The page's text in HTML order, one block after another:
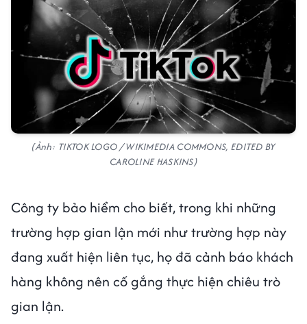
(Ảnh: TIKTOK LOGO / WIKIMEDIA COMMONS, EDITED BY
CAROLINE HASKINS)
Công ty bảo hiểm cho biết, trong khi những
trường hợp gian lận mới như trường hợp này
đang xuất hiện liên tục, họ đã cảnh báo khách
hàng không nên cố gắng thực hiện chiêu trò
gian lận.